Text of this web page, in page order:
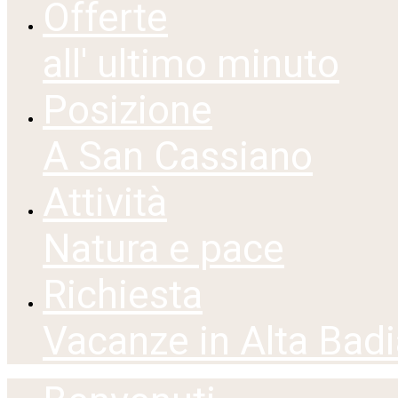
Offerte
all' ultimo minuto
Posizione
A San Cassiano
Attività
Natura e pace
Richiesta
Vacanze in Alta